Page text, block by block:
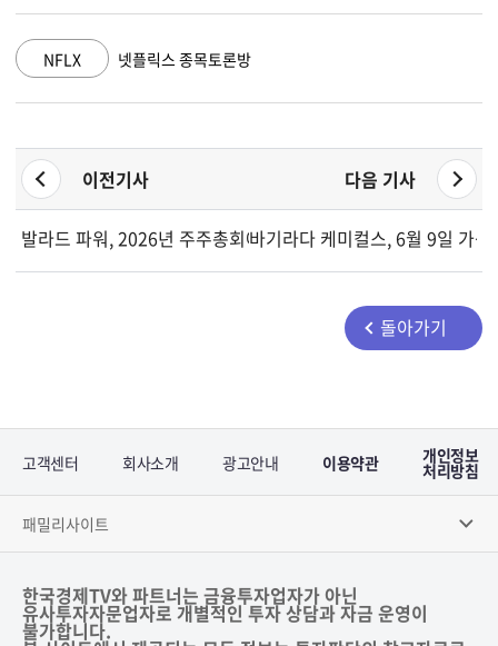
NFLX 넷플릭스 종목토론방
이전기사 다음 기사
발라드 파워, 2026년 주주총회에서 이사회 재선임 및 감사 승인
바기라다 케미컬스, 6월 9일 가
돌아가기
고객센터 회사소개 광고안내 이용약관 개인정보
처리방침
패밀리사이트
한국경제TV와 파트너는 금융투자업자가 아닌
유사투자자문업자로 개별적인 투자 상담과 자금 운영이
불가합니다.